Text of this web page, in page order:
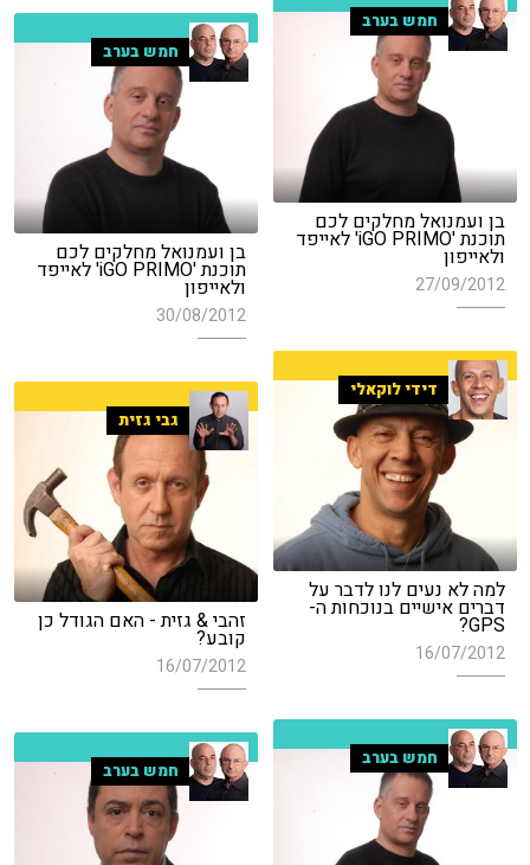
חמש בערב
בן ועמנואל מחלקים לכם
תוכנת 'iGO PRIMO' לאייפד
ולאייפון
27/09/2012
חמש בערב
בן ועמנואל מחלקים לכם
תוכנת 'iGO PRIMO' לאייפד
ולאייפון
30/08/2012
דידי לוקאלי
למה לא נעים לנו לדבר על
דברים אישיים בנוכחות ה-
GPS?
16/07/2012
גבי גזית
זהבי & גזית - האם הגודל כן
קובע?
16/07/2012
חמש בערב
חמש בערב